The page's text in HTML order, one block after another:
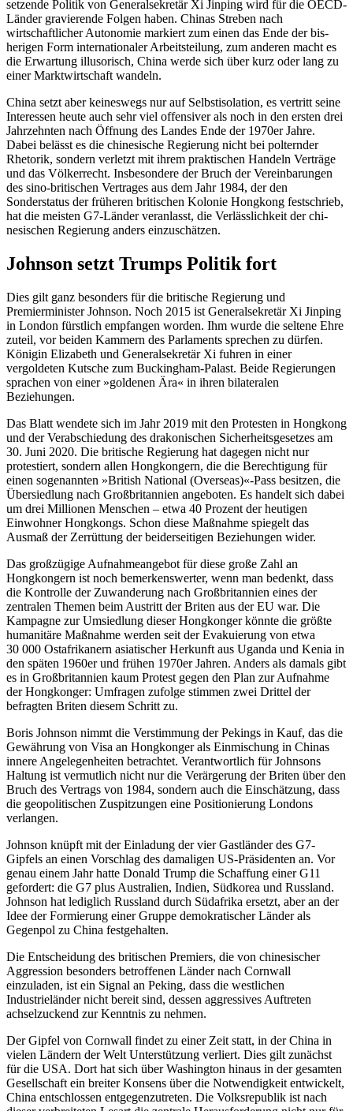
setzende Politik von Generalsekretär Xi Jinping wird für die OECD-
Länder gravierende Folgen haben. Chinas Streben nach
wirtschaftlicher Auto­nomie markiert zum einen das Ende der bis­
herigen Form internationaler Arbeitsteilung, zum anderen macht es
die Erwartung illusorisch, China werde sich über kurz oder lang zu
einer Marktwirtschaft wandeln.
China setzt aber keineswegs nur auf Selbstisolation, es vertritt seine
Interessen heute auch sehr viel offensiver als noch in den ersten drei
Jahrzehnten nach Öffnung des Landes Ende der 1970er Jahre.
Dabei belässt es die chinesische Regierung nicht bei polternder
Rhetorik, sondern verletzt mit ihrem praktischen Handeln Verträge
und das Völkerrecht. Insbesondere der Bruch der Vereinbarungen
des sino-briti­schen Vertrages aus dem Jahr 1984, der den
Sonderstatus der früheren britischen Kolonie Hongkong festschrieb,
hat die meisten G7-Länder veranlasst, die Verlässlichkeit der chi­
nesischen Regierung anders einzuschätzen.
Johnson setzt Trumps Politik fort
Dies gilt ganz besonders für die britische Regierung und
Premierminister Johnson. Noch 2015 ist Generalsekretär Xi Jinping
in London fürstlich empfangen worden. Ihm wurde die seltene Ehre
zuteil, vor beiden Kammern des Parlaments sprechen zu dür­fen.
Königin Elizabeth und Generalsekretär Xi fuhren in einer
vergoldeten Kutsche zum Buckingham-Palast. Beide Regierungen
sprachen von einer »goldenen Ära« in ihren bilateralen
Beziehungen.
Das Blatt wendete sich im Jahr 2019 mit den Protesten in Hongkong
und der Ver­abschiedung des drakonischen Sicherheits­gesetzes am
30. Juni 2020. Die britische Re­gie­rung hat dagegen nicht nur
protestiert, sondern allen Hongkongern, die die Berech­tigung für
einen sogenannten »British National (Overseas)«-Pass besitzen, die
Über­siedlung nach Großbritannien angeboten. Es handelt sich dabei
um drei Millionen Menschen – etwa 40 Prozent der heutigen
Einwohner Hongkongs. Schon diese Maß­nahme spiegelt das
Ausmaß der Zerrüttung der beiderseitigen Beziehungen wider.
Das großzügige Aufnahmeangebot für diese große Zahl an
Hongkongern ist noch bemerkenswerter, wenn man bedenkt, dass
die Kontrolle der Zuwanderung nach Groß­britannien eines der
zentralen Themen beim Austritt der Briten aus der EU war. Die
Kam­pagne zur Umsiedlung dieser Hongkonger könnte die größte
humanitäre Maßnahme werden seit der Evakuierung von etwa
30 000 Ostafrikanern asiatischer Herkunft aus Uganda und Kenia in
den späten 1960er und frühen 1970er Jahren. Anders als da­mals gibt
es in Großbritannien kaum Pro­test gegen den Plan zur Aufnahme
der Hong­konger: Umfragen zufolge stimmen zwei Drittel der
befragten Briten diesem Schritt zu.
Boris Johnson nimmt die Verstimmung der Pekings in Kauf, das die
Gewährung von Visa an Hongkonger als Einmischung in Chinas
innere Angelegenheiten betrachtet. Verantwortlich für Johnsons
Haltung ist vermutlich nicht nur die Verärgerung der Briten über den
Bruch des Vertrags von 1984, sondern auch die Einschätzung, dass
die geopolitischen Zuspitzungen eine Posi­tionierung Londons
verlangen.
Johnson knüpft mit der Einladung der vier Gastländer des G7-
Gipfels an einen Vor­schlag des damaligen US-Präsidenten an. Vor
genau einem Jahr hatte Donald Trump die Schaffung einer G11
gefordert: die G7 plus Australien, Indien, Südkorea und Russland.
Johnson hat lediglich Russland durch Süd­afrika ersetzt, aber an der
Idee der Formie­rung einer Gruppe demokratischer Länder als
Gegenpol zu China festgehalten.
Die Entscheidung des britischen Pre­miers, die von chinesischer
Aggression besonders betroffenen Länder nach Corn­wall
einzuladen, ist ein Signal an Peking, dass die westlichen
Industrieländer nicht bereit sind, dessen aggressives Auftreten
achselzuckend zur Kenntnis zu nehmen.
Der Gipfel von Cornwall findet zu einer Zeit statt, in der China in
vielen Ländern der Welt Unterstützung verliert. Dies gilt zunächst
für die USA. Dort hat sich über Washington hinaus in der gesamten
Gesell­schaft ein breiter Konsens über die Notwen­digkeit entwickelt,
China entschlossen ent­gegenzutreten. Die Volksrepublik ist nach